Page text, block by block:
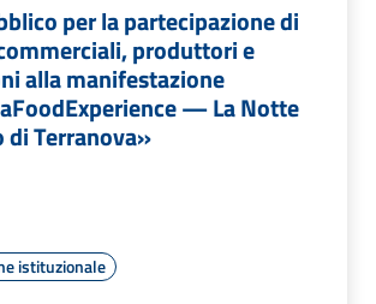
per la partecipazione di
produttori e
alla manifestazione
— La Notte
di Terranova»
istituzionale